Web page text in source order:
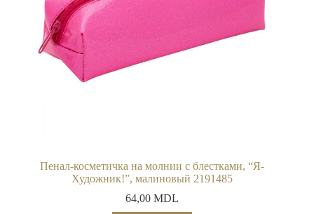
Пенал-косметичка на молнии с блестками, “Я-
Художник!”, малиновый 2191485
64,00MDL